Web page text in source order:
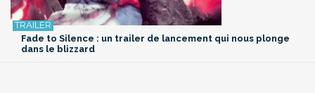
Fade to Silence : un trailer de lancement qui nous plonge
dans le blizzard